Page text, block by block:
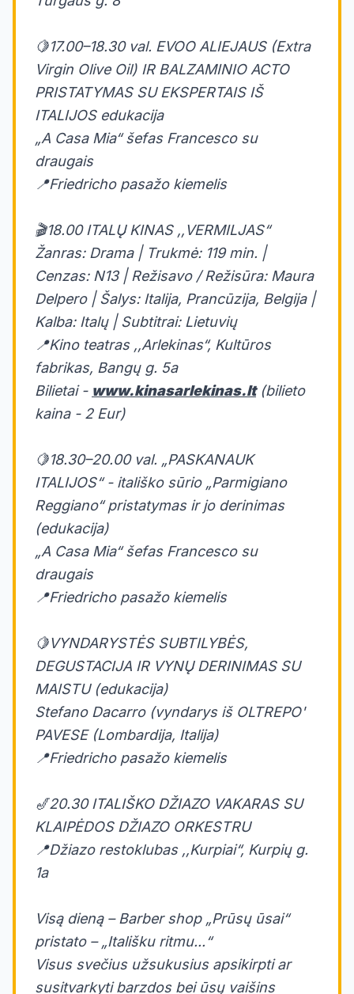
🍋17.00–18.30 val. EVOO ALIEJAUS (Extra
Virgin Olive Oil) IR BALZAMINIO ACTO
PRISTATYMAS SU EKSPERTAIS IŠ
ITALIJOS edukacija
„A Casa Mia“ šefas Francesco su
draugais
📍Friedricho pasažo kiemelis
🎬18.00 ITALŲ KINAS ,,VERMILJAS“
Žanras: Drama | Trukmė: 119 min. |
Cenzas: N13 | Režisavo / Režisūra: Maura
Delpero | Šalys: Italija, Prancūzija, Belgija |
Kalba: Italų | Subtitrai: Lietuvių
📍Kino teatras ,,Arlekinas“, Kultūros
fabrikas, Bangų g. 5a
Bilietai - www.kinasarlekinas.lt(bilieto
kaina - 2 Eur)
🍋18.30–20.00 val. „PASKANAUK
ITALIJOS“ - itališko sūrio „Parmigiano
Reggiano“ pristatymas ir jo derinimas
(edukacija)
„A Casa Mia“ šefas Francesco su
draugais
📍Friedricho pasažo kiemelis
🍋VYNDARYSTĖS SUBTILYBĖS,
DEGUSTACIJA IR VYNŲ DERINIMAS SU
MAISTU (edukacija)
Stefano Dacarro (vyndarys iš OLTREPO'
PAVESE (Lombardija, Italija)
📍Friedricho pasažo kiemelis
🎷20.30 ITALIŠKO DŽIAZO VAKARAS SU
KLAIPĖDOS DŽIAZO ORKESTRU
📍Džiazo restoklubas ,,Kurpiai“, Kurpių g.
1a
Visą dieną – Barber shop „Prūsų ūsai“
pristato – „Itališku ritmu...“
Visus svečius užsukusius apsikirpti ar
susitvarkyti barzdos bei ūsų vaišins